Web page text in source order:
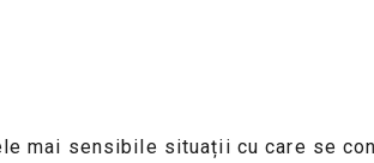
mai sensibile situații cu care se